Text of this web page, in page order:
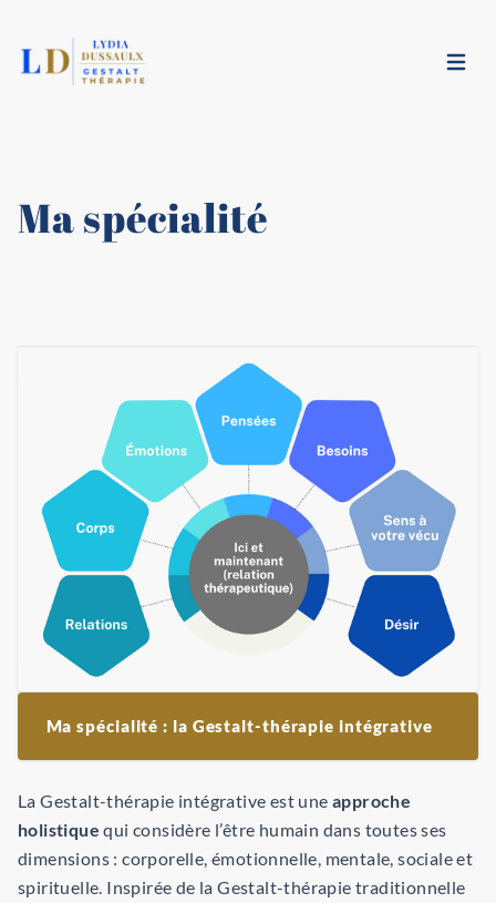
Ma spécialité
Ma spécialité : la Gestalt-thérapie intégrative
La Gestalt-thérapie intégrative est une approche
holistique qui considère l’être humain dans toutes ses
dimensions : corporelle, émotionnelle, mentale, sociale et
spirituelle. Inspirée de la Gestalt-thérapie traditionnelle